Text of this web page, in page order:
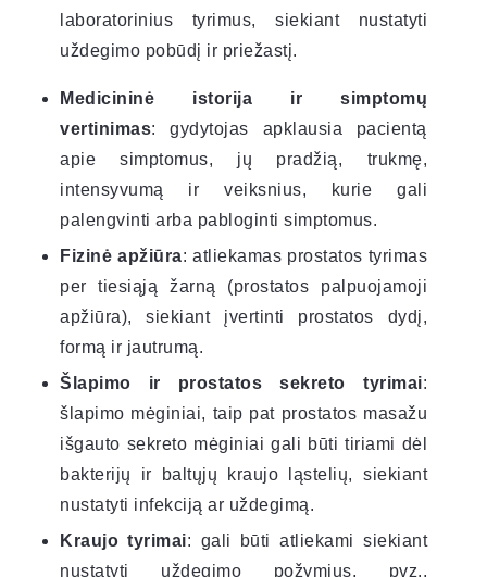
laboratorinius tyrimus, siekiant nustatyti
uždegimo pobūdį ir priežastį.
Medicininė istorija ir simptomų
vertinimas: gydytojas apklausia pacientą
apie simptomus, jų pradžią, trukmę,
intensyvumą ir veiksnius, kurie gali
palengvinti arba pabloginti simptomus.
Fizinė apžiūra: atliekamas prostatos tyrimas
per tiesiąją žarną (prostatos palpuojamoji
apžiūra), siekiant įvertinti prostatos dydį,
formą ir jautrumą.
Šlapimo ir prostatos sekreto tyrimai:
šlapimo mėginiai, taip pat prostatos masažu
išgauto sekreto mėginiai gali būti tiriami dėl
bakterijų ir baltųjų kraujo ląstelių, siekiant
nustatyti infekciją ar uždegimą.
Kraujo tyrimai: gali būti atliekami siekiant
nustatyti uždegimo požymius, pvz.,